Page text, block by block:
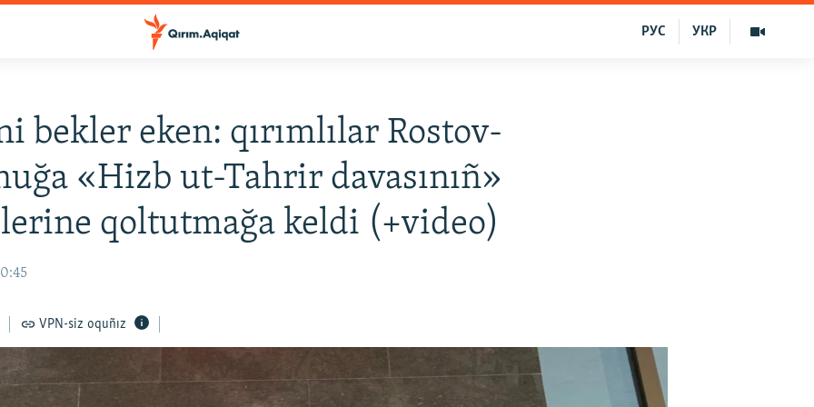
УКР
РУС
bekler eken: qırımlılar Rostov-
«Hizb ut-Tahrir davasınıñ»
qoltutmağa keldi (+video)
VPN-siz oquñız